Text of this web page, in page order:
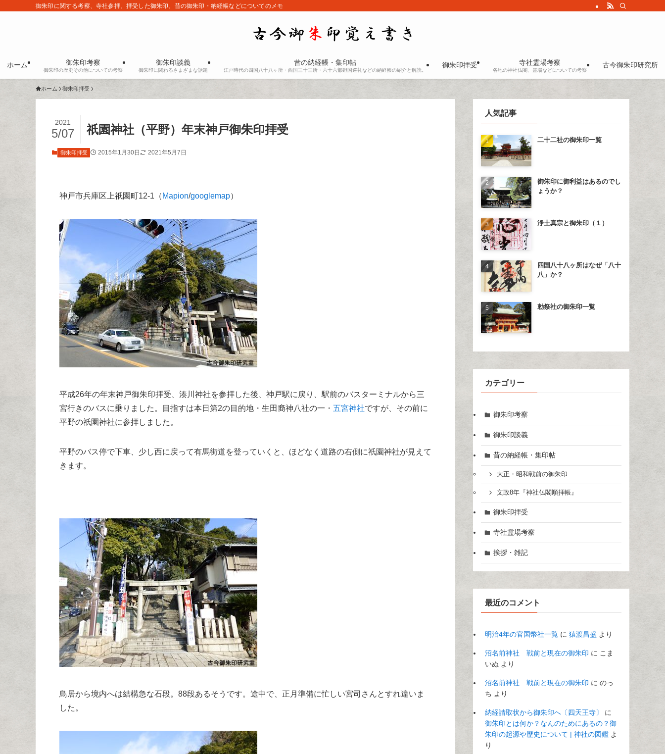
御朱印に関する考察、寺社参拝、拝受した御朱印、昔の御朱印・納経帳などについてのメモ
ホーム 御朱印考察
御朱印の歴史その他についての考察
御朱印談義
御朱印に関わるさまざまな話題
昔の納経帳・集印帖
江戸時代の四国八十八ヶ所・西国三十三所・六十六部廻国巡礼などの納経帳の紹介と解読。
御朱印拝受 寺社霊場考察
各地の神社仏閣、霊場などについての考察
古今御朱印研究所
ホーム 御朱印拝受
祇園神社（平野）年末神戸御朱印拝受
2021
5/07
御朱印拝受 2015年1月30日 2021年5月7日
神戸市兵庫区上祇園町12-1（ Mapion/googlemap）
平成26年の年末神戸御朱印拝受、湊川神社を参拝した後、神戸駅に戻り、駅前のバスターミナルから三
宮行きのバスに乗りました。目指すは本日第2の目的地・生田裔神八社の一・ 五宮神社ですが、その前に
平野の祇園神社に参拝しました。
平野のバス停で下車、少し西に戻って有馬街道を登っていくと、ほどなく道路の右側に祇園神社が見えて
きます。
鳥居から境内へは結構急な石段。88段あるそうです。途中で、正月準備に忙しい宮司さんとすれ違いま
した。
人気記事
二十二社の御朱印一覧
御朱印に御利益はあるのでし
ょうか？
浄土真宗と御朱印（１）
四国八十八ヶ所はなぜ「八十
八」か？
勅祭社の御朱印一覧
カテゴリー
御朱印考察
御朱印談義
昔の納経帳・集印帖
大正・昭和戦前の御朱印
文政8年『神社仏閣順拝帳』
御朱印拝受
寺社霊場考察
挨拶・雑記
最近のコメント
明治4年の官国幣社一覧 に 猿渡昌盛 より
沼名前神社 戦前と現在の御朱印 に こま
いぬ より
沼名前神社 戦前と現在の御朱印 に のっ
ち より
納経請取状から御朱印へ〔四天王寺〕
に
御朱印とは何か？なんのためにあるの？御
朱印の起源や歴史について | 神社の図鑑 よ
り